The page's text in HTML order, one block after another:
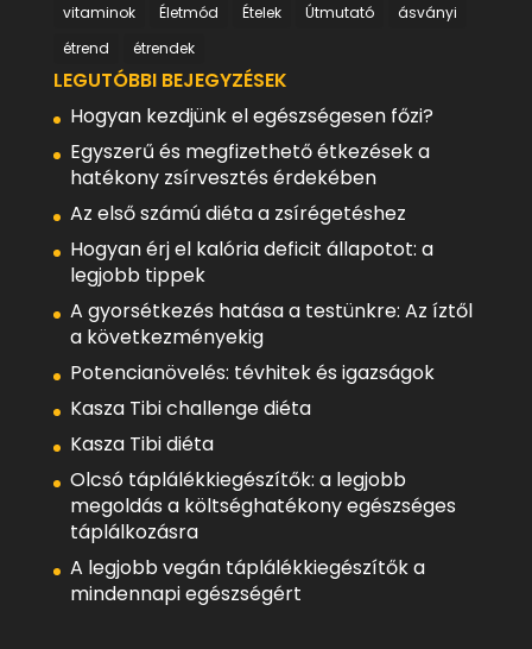
vitaminok
Életmód Ételek Útmutató
ásványi
étrend
étrendek
LEGUTÓBBI BEJEGYZÉSEK
Hogyan kezdjünk el egészségesen főzi?
Egyszerű és megfizethető étkezések a
hatékony zsírvesztés érdekében
Az első számú diéta a zsírégetéshez
Hogyan érj el kalória deficit állapotot: a
legjobb tippek
A gyorsétkezés hatása a testünkre: Az íztől
a következményekig
Potencianövelés: tévhitek és igazságok
Kasza Tibi challenge diéta
Kasza Tibi diéta
Olcsó táplálékkiegészítők: a legjobb
megoldás a költséghatékony egészséges
táplálkozásra
A legjobb vegán táplálékkiegészítők a
mindennapi egészségért